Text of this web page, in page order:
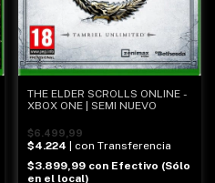
THE ELDER SCROLLS ONLINE -
XBOX ONE | SEMI NUEVO
$6.499,99
$4.224
| con Transferencia
$3.899,99 con Efectivo (Sólo
en el local)